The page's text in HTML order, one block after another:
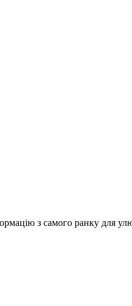
з самого ранку для